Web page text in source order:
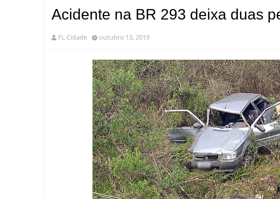
Acidente na BR 293 deixa duas
FL Cidade outubro 13, 2019